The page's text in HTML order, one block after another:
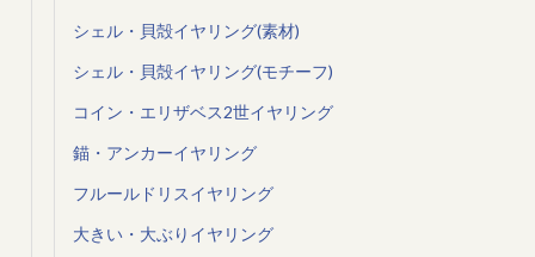
シェル・貝殻イヤリング(素材)
シェル・貝殻イヤリング(モチーフ)
コイン・エリザベス2世イヤリング
錨・アンカーイヤリング
フルールドリスイヤリング
大きい・大ぶりイヤリング